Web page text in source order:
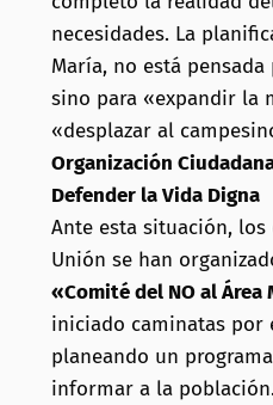
necesidades. La
María, no está
sino para «expandir la
«desplazar al
Organización
Defender la Vida Digna
Ante esta situación, los
Unión se han
«Comité del NO al
iniciado caminatas
planeando un
informar a la